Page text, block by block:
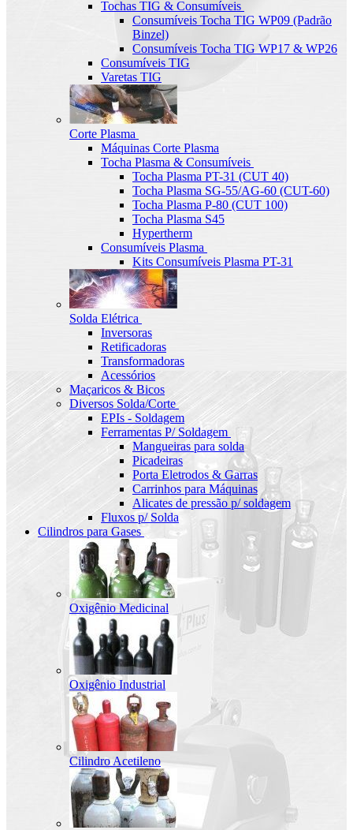
Tochas TIG & Consumíveis
Consumíveis Tocha TIG WP09 (Padrão
Binzel)
Consumíveis Tocha TIG WP17 & WP26
Consumíveis TIG
Varetas TIG
Corte Plasma
Máquinas Corte Plasma
Tocha Plasma & Consumíveis
Tocha Plasma PT-31 (CUT 40)
Tocha Plasma SG-55/AG-60 (CUT-60)
Tocha Plasma P-80 (CUT 100)
Tocha Plasma S45
Hypertherm
Consumíveis Plasma
Kits Consumíveis Plasma PT-31
Solda Elétrica
Inversoras
Retificadoras
Transformadoras
Acessórios
Maçaricos & Bicos
Diversos Solda/Corte
EPIs - Soldagem
Ferramentas P/ Soldagem
Mangueiras para solda
Picadeiras
Porta Eletrodos & Garras
Carrinhos para Máquinas
Alicates de pressão p/ soldagem
Fluxos p/ Solda
Cilindros para Gases
Oxigênio Medicinal
Oxigênio Industrial
Cilindro Acetileno